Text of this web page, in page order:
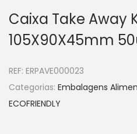
Caixa Take Away
105X90X45mm
REF: ERPAVE000023
Categorias: Embalagens
ECOFRIENDLY